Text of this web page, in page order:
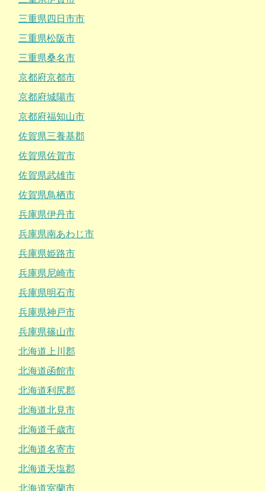
三重県四日市市
三重県松阪市
三重県桑名市
京都府京都市
京都府城陽市
京都府福知山市
佐賀県三養基郡
佐賀県佐賀市
佐賀県武雄市
佐賀県鳥栖市
兵庫県伊丹市
兵庫県南あわじ市
兵庫県姫路市
兵庫県尼崎市
兵庫県明石市
兵庫県神戸市
兵庫県篠山市
北海道上川郡
北海道函館市
北海道利尻郡
北海道北見市
北海道千歳市
北海道名寄市
北海道天塩郡
北海道室蘭市